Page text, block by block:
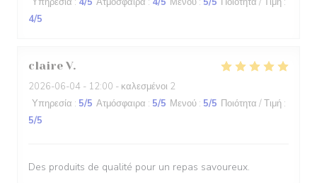
4/5
claire V
2026-06-04 - 12:00 - καλεσμένοι 2
Υπηρεσία : 5/5 Ατμόσφαιρα : 5/5 Μενού : 5/5 Ποιότητα / Τιμή :
5/5
Des produits de qualité pour un repas savoureux.